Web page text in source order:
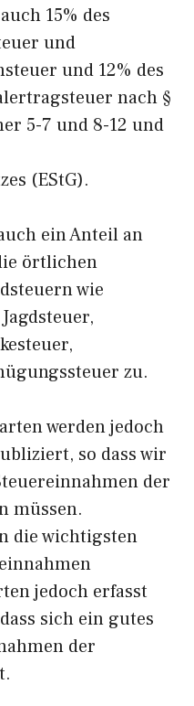
15% des
und
und 12% des
nach §
5-7 und 8-12 und
(EStG).
ein Anteil an
örtlichen
wie
zu.
werden jedoch
so dass wir
der
müssen.
die wichtigsten
jedoch erfasst
sich ein gutes
der